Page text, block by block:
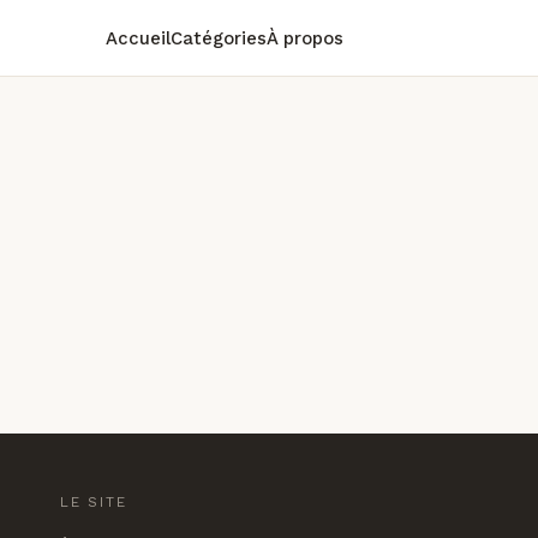
AccueilCatégoriesÀ propos
LE SITE